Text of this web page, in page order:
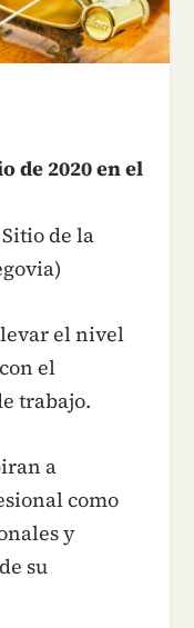
de 2020 en el
de la
el nivel
el
trabajo.
a
como
y
su